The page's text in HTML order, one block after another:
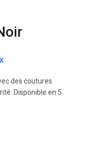
des coutures
Disponible en 5